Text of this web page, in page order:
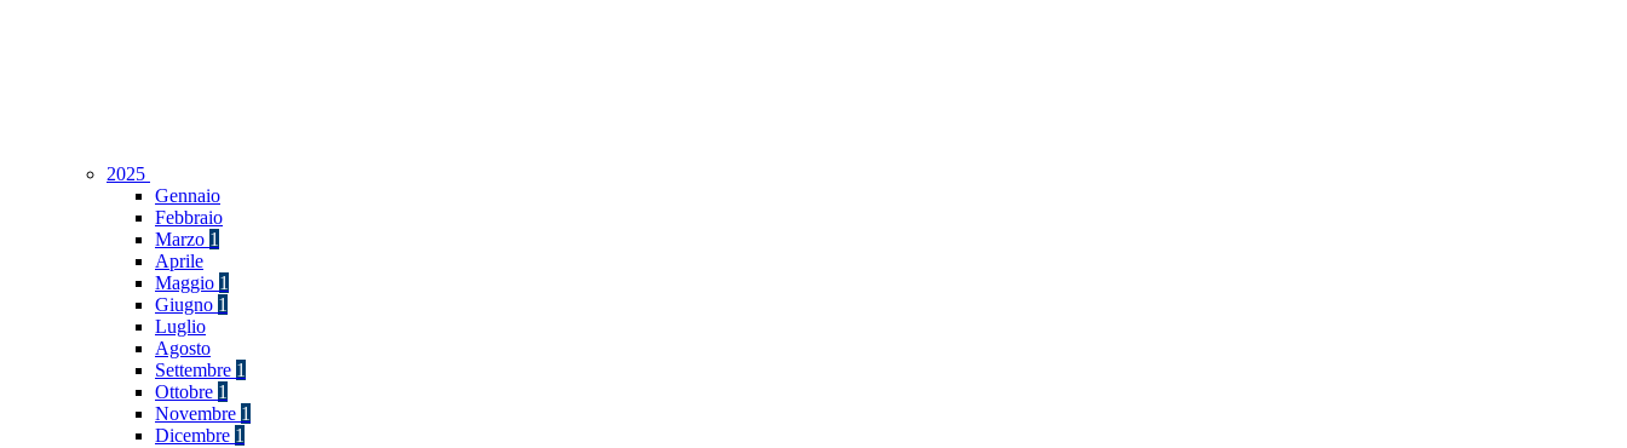
2025
Gennaio
Febbraio
Marzo 1
Aprile
Maggio 1
Giugno 1
Luglio
Agosto
Settembre 1
Ottobre 1
Novembre 1
Dicembre 1